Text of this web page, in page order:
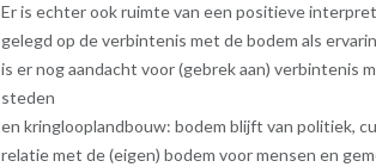
Er is echter ook ruimte van een positieve
gelegd op de verbintenis met de bodem als
is er nog aandacht voor (gebrek aan) verbintenis
steden
en kringlooplandbouw: bodem blijft van politiek,
relatie met de (eigen) bodem voor mensen en